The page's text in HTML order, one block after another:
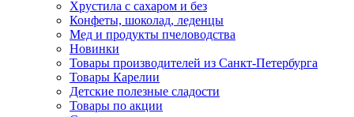
Хрустила с сахаром и без
Конфеты, шоколад, леденцы
Мед и продукты пчеловодства
Новинки
Товары производителей из Санкт-Петербурга
Товары Карелии
Детские полезные сладости
Товары по акции